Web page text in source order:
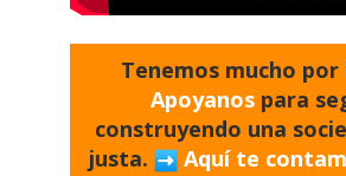
Tenemos mucho por
Apoyanos para
construyendo una
justa.
Aquí te